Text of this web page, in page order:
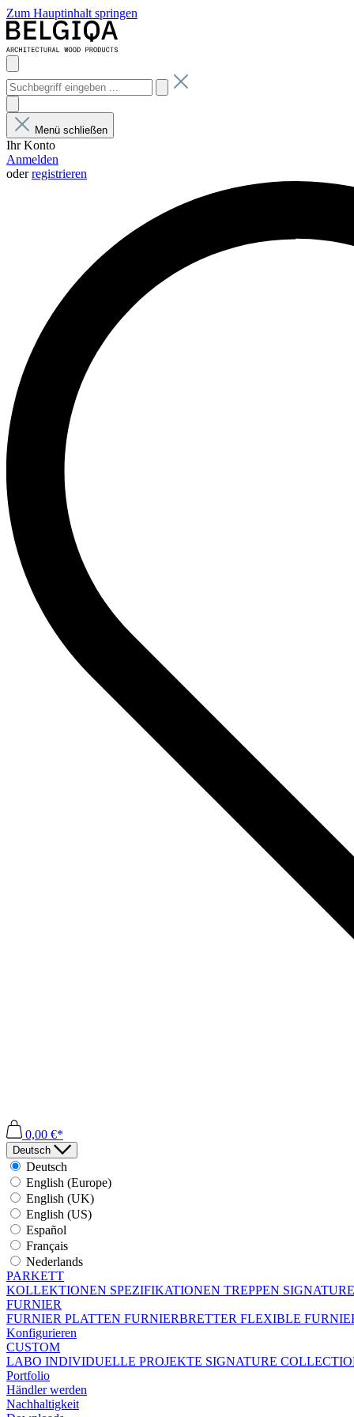
Zum Hauptinhalt springen
Menü schließen
Ihr Konto
Anmelden
oderregistrieren
0,00 €*
Deutsch
Deutsch
English (Europe)
English (UK)
English (US)
Español
Français
Nederlands
PARKETT
KOLLEKTIONEN SPEZIFIKATIONEN TREPPEN
FURNIER
FURNIER PLATTEN FURNIERBRETTER FLEXIBLE
Konfigurieren
CUSTOM
LABO INDIVIDUELLE PROJEKTE SIGNATURE
Portfolio
Händler werden
Nachhaltigkeit